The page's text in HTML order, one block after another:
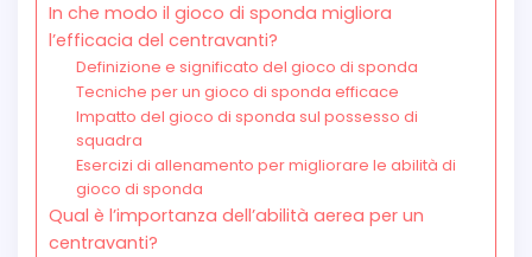
In che modo il gioco di sponda migliora
l’efficacia del centravanti?
Definizione e significato del gioco di sponda
Tecniche per un gioco di sponda efficace
Impatto del gioco di sponda sul possesso di
squadra
Esercizi di allenamento per migliorare le abilità di
gioco di sponda
Qual è l’importanza dell’abilità aerea per un
centravanti?